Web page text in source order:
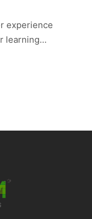
experience
learning…